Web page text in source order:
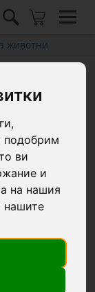
подобрим
ви
и
на нашия
нашите
животни